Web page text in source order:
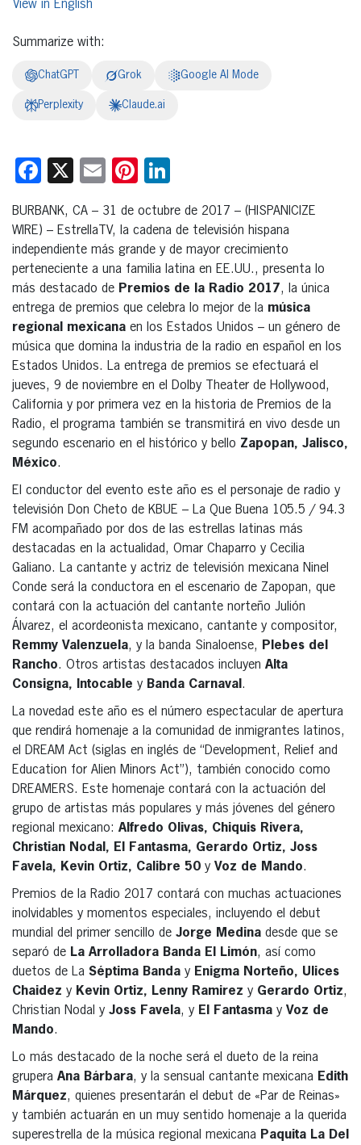
English
Summarize with:
ChatGPT Grok Google AI Mode
Perplexity Claude.ai
Facebook
X EmailPinterest
BURBANK, CA – 31 de octubre de 2017 – (HISPANICIZE
WIRE) – EstrellaTV, la cadena de televisión hispana
independiente más grande y de mayor crecimiento
perteneciente a una familia latina en EE.UU., presenta lo
más destacado de Premios de la Radio 2017, la única
entrega de premios que celebra lo mejor de la música
regional mexicana en los Estados Unidos – un género de
música que domina la industria de la radio en español en los
Estados Unidos. La entrega de premios se efectuará el
jueves, 9 de noviembre en el Dolby Theater de Hollywood,
California y por primera vez en la historia de Premios de la
Radio, el programa también se transmitirá en vivo desde un
segundo escenario en el histórico y bello Zapopan, Jalisco,
México.
El conductor del evento este año es el personaje de radio y
televisión Don Cheto de KBUE – La Que Buena 105.5 / 94.3
FM acompañado por dos de las estrellas latinas más
destacadas en la actualidad, Omar Chaparro y Cecilia
Galiano. La cantante y actriz de televisión mexicana Ninel
Conde será la conductora en el escenario de Zapopan, que
contará con la actuación del cantante norteño Julión
Álvarez, el acordeonista mexicano, cantante y compositor,
Remmy Valenzuela, y la banda Sinaloense, Plebes del
Rancho. Otros artistas destacados incluyen Alta
Consigna, Intocable y Banda Carnaval.
La novedad este año es el número espectacular de apertura
que rendirá homenaje a la comunidad de inmigrantes latinos,
el DREAM Act (siglas en inglés de “Development, Relief and
Education for Alien Minors Act”), también conocido como
DREAMERS. Este homenaje contará con la actuación del
grupo de artistas más populares y más jóvenes del género
regional mexicano: Alfredo Olivas, Chiquis Rivera,
Christian Nodal, El Fantasma, Gerardo Ortiz, Joss
Favela, Kevin Ortiz, Calibre 50 y Voz de Mando.
Premios de la Radio 2017 contará con muchas actuaciones
inolvidables y momentos especiales, incluyendo el debut
mundial del primer sencillo de Jorge Medina desde que se
separó de La Arrolladora Banda El Limón, así como
duetos de La Séptima Banda y Enigma Norteño, Ulices
Chaidez y Kevin Ortiz, Lenny Ramirez y Gerardo Ortiz,
Christian Nodal y Joss Favela, y El Fantasma y Voz de
Mando.
Lo más destacado de la noche será el dueto de la reina
grupera Ana Bárbara, y la sensual cantante mexicana Edith
Márquez, quienes presentarán el debut de «Par de Reinas»
y también actuarán en un muy sentido homenaje a la querida
superestrella de la música regional mexicana Paquita La Del